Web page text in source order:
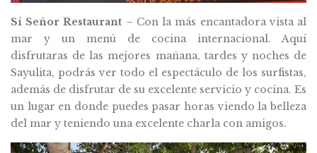
Sí Señor Restaurant – Con la más encantadora vista al
mar y un menú de cocina internacional. Aquí
disfrutaras de las mejores mañana, tardes y noches de
Sayulita, podrás ver todo el espectáculo de los surfistas,
además de disfrutar de su excelente servicio y cocina. Es
un lugar en donde puedes pasar horas viendo la belleza
del mar y teniendo una excelente charla con amigos.